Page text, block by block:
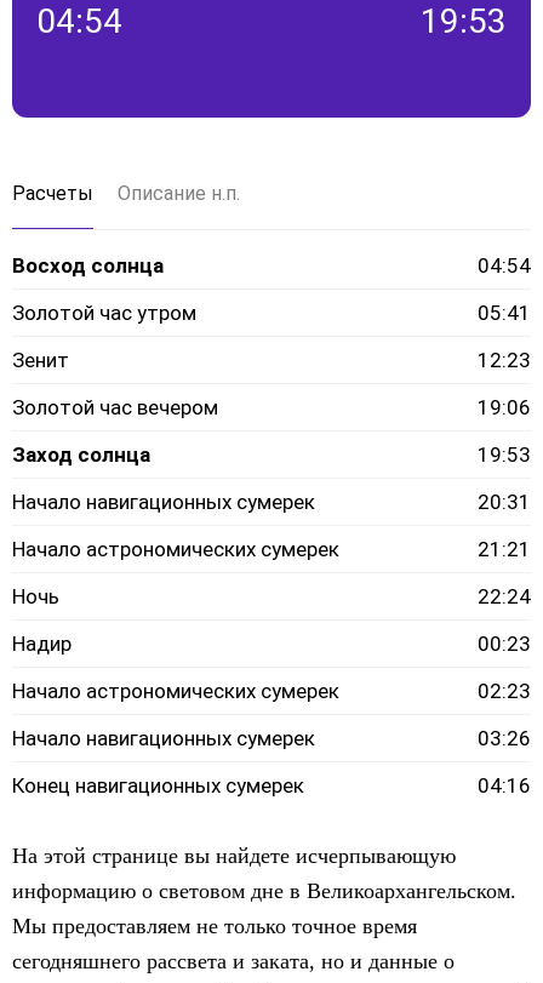
04:54 19:53
Расчеты Описание н.п.
Восход солнца
04:54
Золотой час утром
05:41
Зенит
12:23
Золотой час вечером
19:06
Заход солнца
19:53
Начало навигационных сумерек
20:31
Начало астрономических сумерек
21:21
Ночь
22:24
Надир
00:23
Начало астрономических сумерек
02:23
Начало навигационных сумерек
03:26
Конец навигационных сумерек
04:16
На этой странице вы найдете исчерпывающую
информацию о световом дне в Великоархангельском.
Мы предоставляем не только точное время
сегодняшнего рассвета и заката, но и данные о